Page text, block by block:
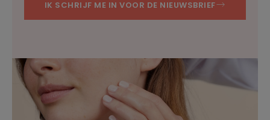
IK SCHRIJF ME IN VOOR DE NIEUWSBRIEF